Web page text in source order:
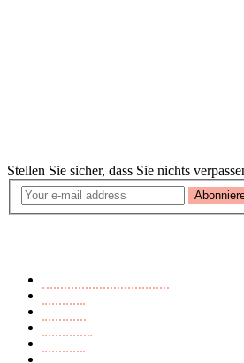
Stellen Sie sicher, dass Sie nichts